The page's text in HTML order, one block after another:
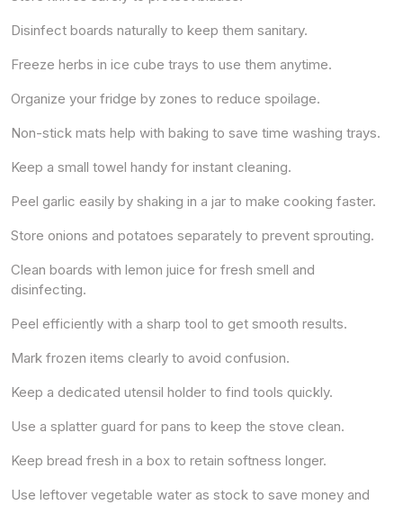
Disinfect boards naturally to keep them sanitary.
Freeze herbs in ice cube trays to use them anytime.
Organize your fridge by zones to reduce spoilage.
Non-stick mats help with baking to save time washing trays.
Keep a small towel handy for instant cleaning.
Peel garlic easily by shaking in a jar to make cooking faster.
Store onions and potatoes separately to prevent sprouting.
Clean boards with lemon juice for fresh smell and
disinfecting.
Peel efficiently with a sharp tool to get smooth results.
Mark frozen items clearly to avoid confusion.
Keep a dedicated utensil holder to find tools quickly.
Use a splatter guard for pans to keep the stove clean.
Keep bread fresh in a box to retain softness longer.
Use leftover vegetable water as stock to save money and